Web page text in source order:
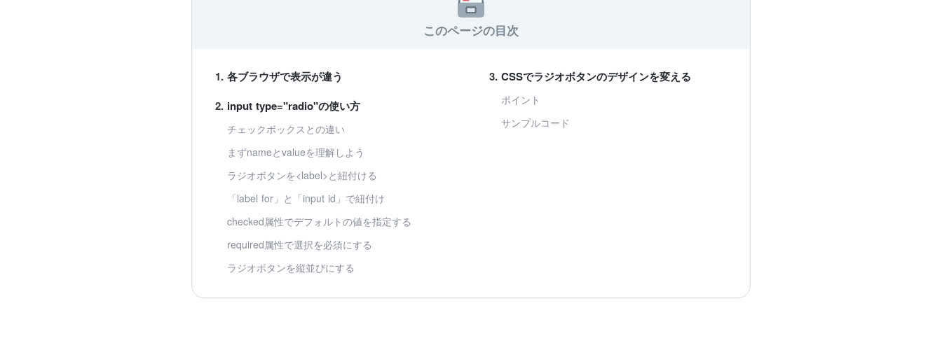
このページの目次
各ブラウザで表示が違う
input type="radio"の使い方
チェックボックスとの違い
まずnameとvalueを理解しよう
ラジオボタンを<label>と紐付ける
「label for」と「input id」で紐付け
checked属性でデフォルトの値を指定する
required属性で選択を必須にする
ラジオボタンを縦並びにする
CSSでラジオボタンのデザインを変える
ポイント
サンプルコード